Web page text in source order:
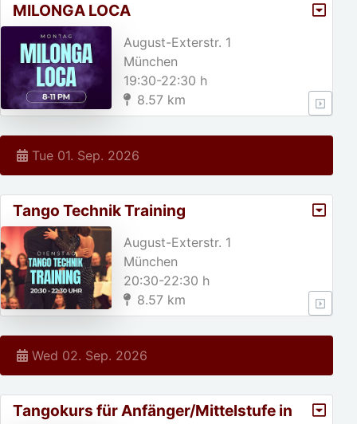
MILONGA LOCA
August-Exterstr. 1
München
19:30-22:30 h
8.57 km
Tue 01. Sep. 2026
Tango Technik Training
August-Exterstr. 1
München
20:30-22:30 h
8.57 km
Wed 02. Sep. 2026
Tangokurs für Anfänger/Mittelstufe in